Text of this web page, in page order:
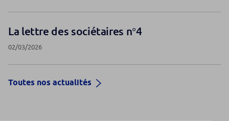
La lettre des sociétaires n°4
02/03/2026
Toutes nos actualités